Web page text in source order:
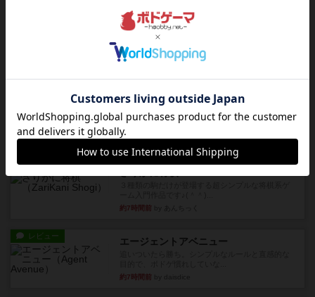
ワイアームスパン
初プレイの感想です。ウイングスパン履修済のコ
メントとなります。ウイング...
約3時間前by daisdice
レビュー
タイルを4×4で並べて街づくりします。ただし、
約7時間前 by ジェイとと
ルール/インスト
画像付き
約7時間前
レビュー エージェントアベニュー
約7時間前